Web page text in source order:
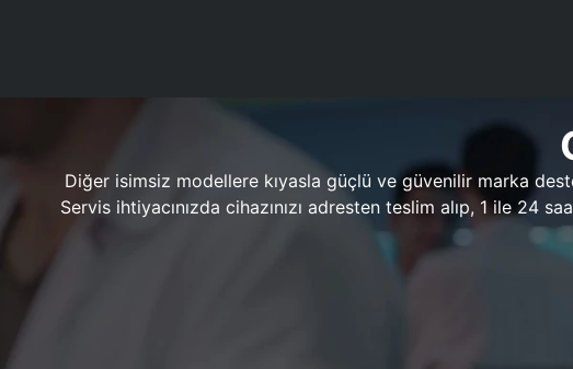
Diğer isimsiz modellere kıyasla güçlü ve güvenilir marka
Servis ihtiyacınızda cihazınızı adresten teslim alıp, 1 ile 24